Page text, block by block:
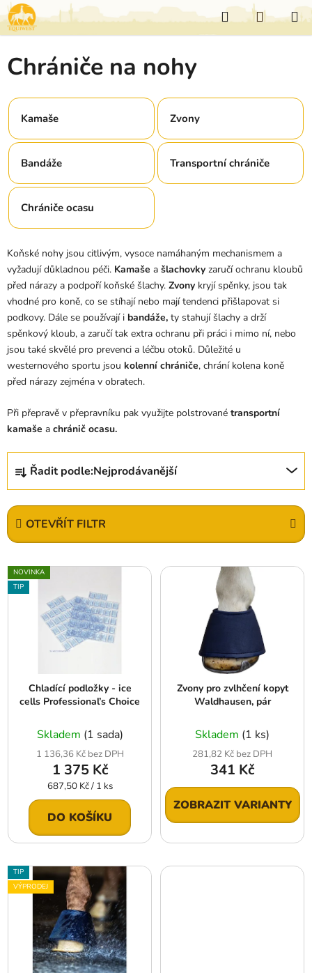
Přejít
na
obsah
Hledat
KOŠÍK
Chrániče na nohy
Kamaše Zvony
Bandáže Transportní chrániče
Chrániče ocasu
Koňské nohy jsou citlivým, vysoce namáhaným mechanismem a
vyžadují důkladnou péči. Kamaše a šlachovky zaručí ochranu kloubů
před nárazy a podpoří koňské šlachy. Zvony kryjí spěnky, jsou tak
vhodné pro koně, co se stíhají nebo mají tendenci přišlapovat si
podkovy. Dále se používají i bandáže, ty stahují šlachy a drží
spěnkový kloub, a zaručí tak extra ochranu při práci i mimo ní, nebo
jsou také skvělé pro prevenci a léčbu otoků. Důležité u
westernového sportu jsou kolenní chrániče, chrání kolena koně
před nárazy zejména v obratech.
Při přepravě v přepravníku pak využijte polstrované transportní
kamaše a chránič ocasu.
Ř
z
e
n
p
r
Řadit podle:Nejprodávanější
OTEVŘÍT FILTR
V
ý
NOVINKA
TIP
Chladící podložky - ice
cells Professional’s Choice
Skladem (1 sada)
1 136,36 Kč bez DPH
1 375 Kč
Měrná
cena:
687,50 Kč / 1 ks
DO KOŠÍKU
Zvony pro zvlhčení kopyt
Waldhausen, pár
Skladem (1 ks)
281,82 Kč bez DPH
341 Kč
ZOBRAZIT VARIANTY
TIP
VÝPRODEJ